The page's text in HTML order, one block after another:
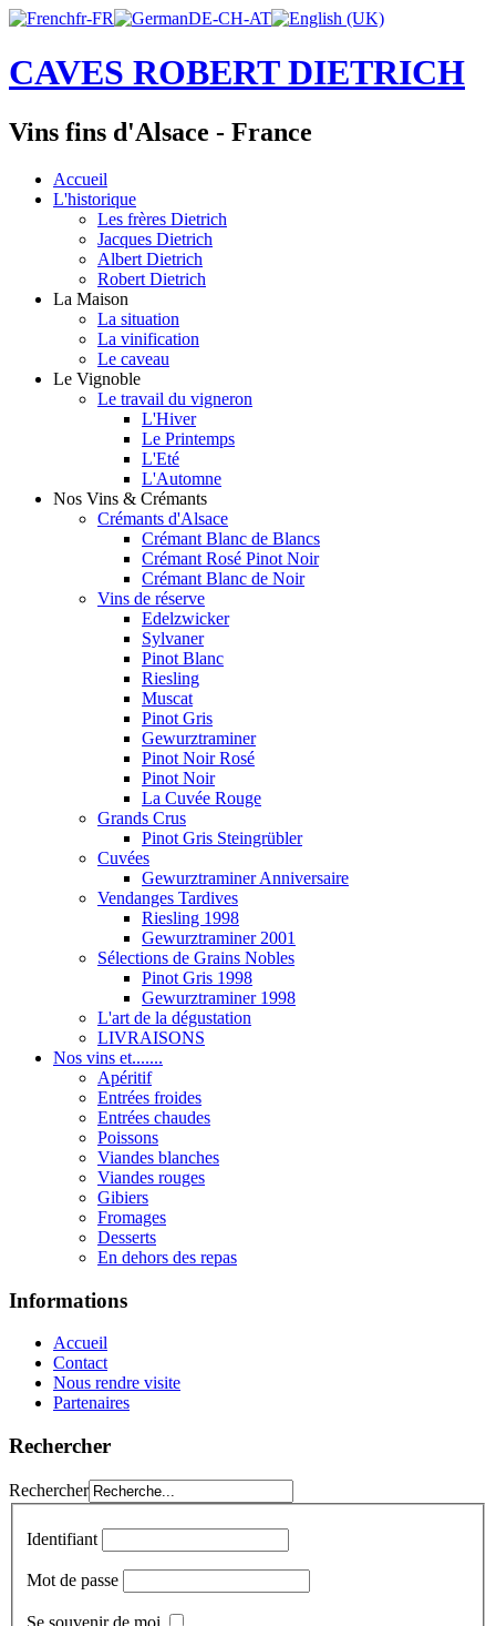
CAVES ROBERT DIETRICH
Vins fins d'Alsace - France
Accueil
L'historique
Les frères Dietrich
Jacques Dietrich
Albert Dietrich
Robert Dietrich
La Maison
La situation
La vinification
Le caveau
Le Vignoble
Le travail du vigneron
L'Hiver
Le Printemps
L'Eté
L'Automne
Nos Vins & Crémants
Crémants d'Alsace
Crémant Blanc de Blancs
Crémant Rosé Pinot Noir
Crémant Blanc de Noir
Vins de réserve
Edelzwicker
Sylvaner
Pinot Blanc
Riesling
Muscat
Pinot Gris
Gewurztraminer
Pinot Noir Rosé
Pinot Noir
La Cuvée Rouge
Grands Crus
Pinot Gris Steingrübler
Cuvées
Gewurztraminer Anniversaire
Vendanges Tardives
Riesling 1998
Gewurztraminer 2001
Sélections de Grains Nobles
Pinot Gris 1998
Gewurztraminer 1998
L'art de la dégustation
LIVRAISONS
Nos vins et.......
Apéritif
Entrées froides
Entrées chaudes
Poissons
Viandes blanches
Viandes rouges
Gibiers
Fromages
Desserts
En dehors des repas
Informations
Accueil
Contact
Nous rendre visite
Partenaires
Rechercher
Rechercher
Identifiant
Mot de passe